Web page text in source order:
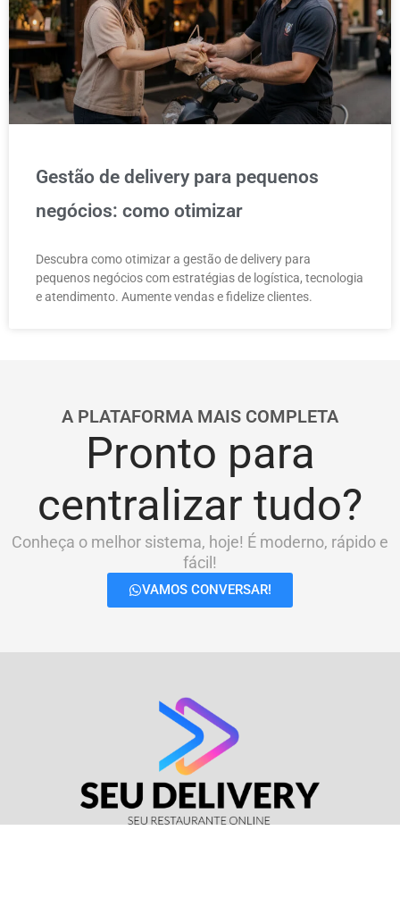
Gestão de delivery para pequenos
negócios: como otimizar
Descubra como otimizar a gestão de delivery para
pequenos negócios com estratégias de logística, tecnologia
e atendimento. Aumente vendas e fidelize clientes.
A PLATAFORMA MAIS COMPLETA
Pronto para
centralizar tudo?
Conheça o melhor sistema, hoje! É moderno, rápido e
fácil!
VAMOS CONVERSAR!